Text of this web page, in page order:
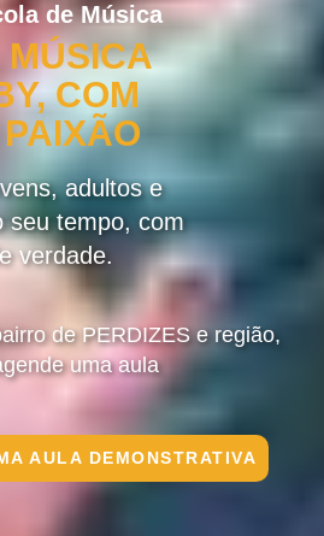
de Música
COM
adultos e
seu tempo, com
verdade.
de PERDIZES e região,
uma aula
AULA DEMONSTRATIVA